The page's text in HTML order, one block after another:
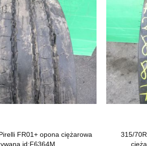
FR01+ opona ciężarowa
id:F6364M
315/